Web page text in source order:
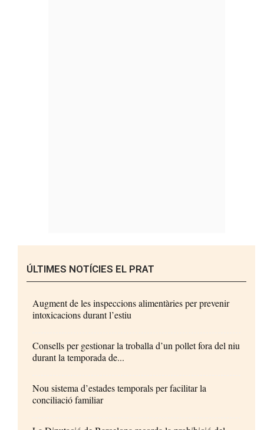
ÚLTIMES NOTÍCIES EL PRAT
Augment de les inspeccions alimentàries per prevenir
intoxicacions durant l’estiu
Consells per gestionar la troballa d’un pollet fora del niu
durant la temporada de...
Nou sistema d’estades temporals per facilitar la
conciliació familiar